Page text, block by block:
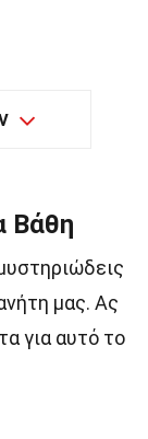
Βάθη
μας. Ας
για αυτό το